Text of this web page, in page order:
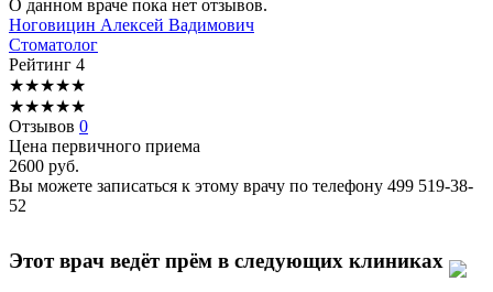
О данном враче пока нет отзывов.
Ноговицин Алексей Вадимович
Стоматолог
Рейтинг 4
★★★★★
★★★★★
Отзывов 0
Цена первичного приема
2600 руб.
Вы можете записаться к этому врачу по телефону 499 519-38-
52
Этот врач ведёт прём в следующих клиниках